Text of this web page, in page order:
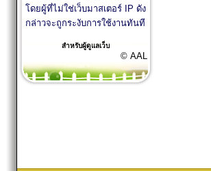
โดยผู้ที่ไม่ใช่เว็บมาสเตอร์ IP ดัง
กล่าวจะถูกระงับการใช้งานทันที
สำหรับผู้ดูแลเว็บ
© AAL